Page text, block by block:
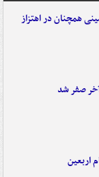
همچنان در اهتزاز
صفر شد
اربعین